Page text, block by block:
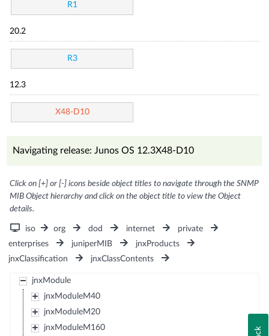
R1
20.2
R3
12.3
X48-D10
Navigating release: Junos OS 12.3X48-D10
Click on [+] or [-] icons beside object titles to navigate through the SNMP
MIB Object hierarchy and click on the object title to view the Object
details.
iso org dod internet
private
enterprises
juniperMIB
jnxProducts
jnxClassification
jnxClassContents
jnxModule
jnxModuleM40
jnxModuleM20
jnxModuleM160